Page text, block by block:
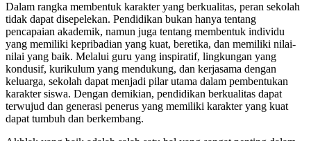
Dalam rangka membentuk karakter yang berkualitas, peran sekolah
tidak dapat disepelekan. Pendidikan bukan hanya tentang
pencapaian akademik, namun juga tentang membentuk individu
yang memiliki kepribadian yang kuat, beretika, dan memiliki nilai-
nilai yang baik. Melalui guru yang inspiratif, lingkungan yang
kondusif, kurikulum yang mendukung, dan kerjasama dengan
keluarga, sekolah dapat menjadi pilar utama dalam pembentukan
karakter siswa. Dengan demikian, pendidikan berkualitas dapat
terwujud dan generasi penerus yang memiliki karakter yang kuat
dapat tumbuh dan berkembang.